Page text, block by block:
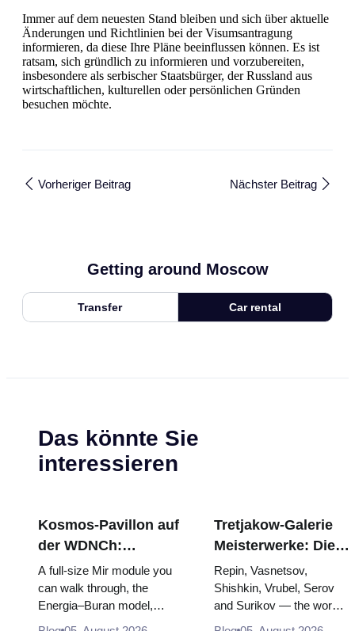
Immer auf dem neuesten Stand bleiben und sich über aktuelle
Änderungen und Richtlinien bei der Visumsantragung
informieren, da diese Ihre Pläne beeinflussen können. Es ist
ratsam, sich gründlich zu informieren und vorzubereiten,
insbesondere als serbischer Staatsbürger, der Russland aus
wirtschaftlichen, kulturellen oder persönlichen Gründen
besuchen möchte.
Vorheriger Beitrag Nächster Beitrag
Getting around Moscow
Transfer Car rental
Das könnte Sie
interessieren
Kosmos-Pavillon auf
der WDNCh:
Russlands größte
Raumfahrtausstellung
von innen
A full-size Mir module you
can walk through, the
Energia–Buran model,
Tretjakow-Galerie
Meisterwerke: Die
Gemälde, wegen
derer sich die Reise
lohnt
Repin, Vasnetsov,
Shishkin, Vrubel, Serov
and Surikov — the works